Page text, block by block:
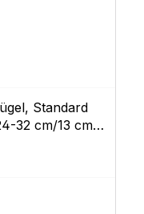
Standard
32 cm/13 cm